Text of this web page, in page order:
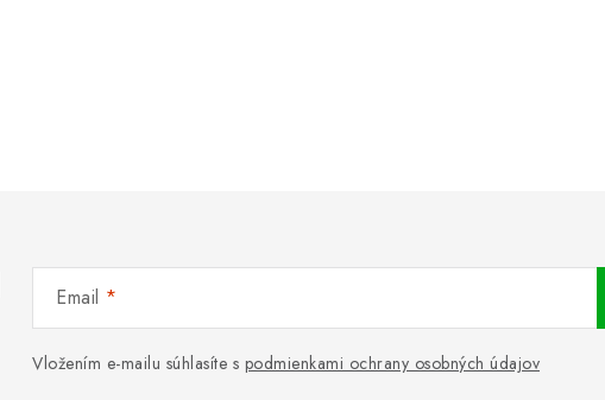
Email
Vložením e-mailu súhlasíte s podmienkami ochrany osobných údajov